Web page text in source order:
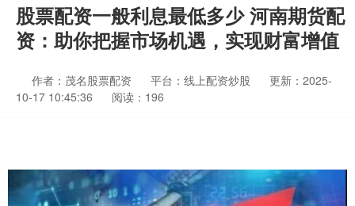
股票配资一般利息最低多少 河南期货配
资：助你把握市场机遇，实现财富增值
作者：茂名股票配资 平台：线上配资炒股
更新：2025-
10-17 10:45:36
阅读：196